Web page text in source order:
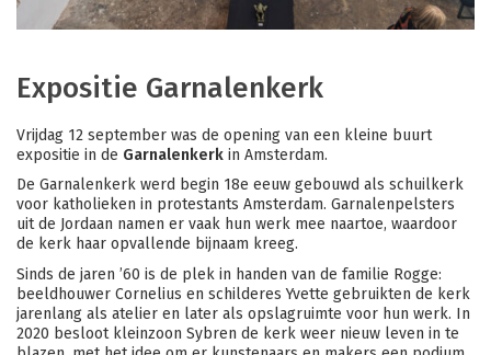
Expositie Garnalenkerk
Vrijdag 12 september was de opening van een kleine buurt
expositie in de Garnalenkerk in Amsterdam.
De Garnalenkerk werd begin 18e eeuw gebouwd als schuilkerk
voor katholieken in protestants Amsterdam. Garnalenpelsters
uit de Jordaan namen er vaak hun werk mee naartoe, waardoor
de kerk haar opvallende bijnaam kreeg.
Sinds de jaren ’60 is de plek in handen van de familie Rogge:
beeldhouwer Cornelius en schilderes Yvette gebruikten de kerk
jarenlang als atelier en later als opslagruimte voor hun werk. In
2020 besloot kleinzoon Sybren de kerk weer nieuw leven in te